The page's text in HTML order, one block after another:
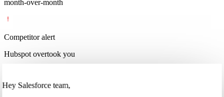
month-over-month
Competitor alert
Hubspot overtook you
Hey Salesforce team,